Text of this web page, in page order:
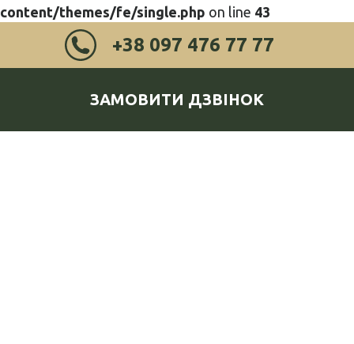
content/themes/fe/single.php on line 43
+38 097 476 77 77
ЗАМОВИТИ ДЗВІНОК